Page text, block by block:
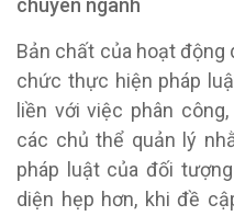
chuyên ngành
Bản chất của hoạt động
chức thực hiện pháp
liền với việc phân
các chủ thể quản lý
pháp luật của đối
diện hẹp hơn, khi đề